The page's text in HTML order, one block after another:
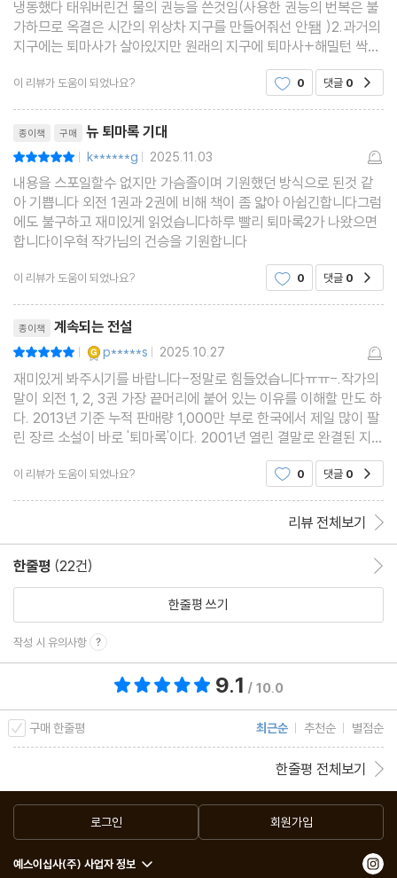
냉동했다 태워버린건 물의 권능을 쓴것임(사용한 권능의 번복은 불
가하므로 옥결은 시간의 위상차 지구를 만들어줘선 안됌 )2.과거의
지구에는 퇴마사가 살아있지만 원래의 지구에 퇴마사+해밀턴 싹다
죽은걸로 계속 유지됌(즉 원본의 퇴마사는 모두 사망함)3.마지막
해밀턴이 말한 과거의 준후에게 부여될 권능으로 준후
이 리뷰가 도움이 되었나요? 0 댓글 0
종이책 구매 뉴 퇴마록 기대
| k******g | 2025.11.03
내용을 스포일할수 없지만 가슴졸이며 기원했던 방식으로 된것 같
아 기쁩니다 외전 1권과 2권에 비해 책이 좀 얇아 아쉽긴합니다그럼
에도 불구하고 재미있게 읽었습니다하루 빨리 퇴마록2가 나왔으면
합니다이우혁 작가님의 건승을 기원합니다
이 리뷰가 도움이 되었나요? 0 댓글 0
종이책 계속되는 전설
| p*****s | 2025.10.27
재미있게 봐주시기를 바랍니다-정말로 힘들었습니다ㅠㅠ-.작가의
말이 외전 1, 2, 3권 가장 끝머리에 붙어 있는 이유를 이해할 만도 하
다. 2013년 기준 누적 판매량 1,000만 부로 한국에서 제일 많이 팔
린 장르 소설이 바로 '퇴마록'이다. 2001년 열린 결말로 완결된 지 2
4년만에 그 꼬리를 다시 잇는다는 부담이란 정말 어마어마했을 것
이다.청소년 시절, 베르나르 베르베르의 소설만큼
이 리뷰가 도움이 되었나요? 0 댓글 0
리뷰 전체보기
한줄평 (22건)
한줄평 쓰기
작성 시 유의사항
9.1 / 10.0
구매 한줄평 최근순 추천순 별점순
한줄평 전체보기
로그인 회원가입
예스이십사(주) 사업자 정보